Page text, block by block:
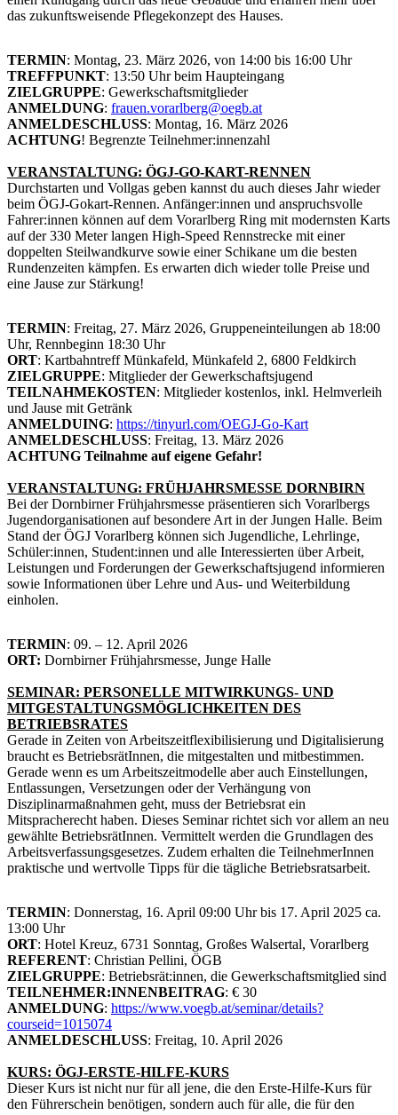
das zukunftsweisende Pflegekonzept des Hauses.
TERMIN: Montag, 23. März 2026, von 14:00 bis 16:00 Uhr
TREFFPUNKT: 13:50 Uhr beim Haupteingang
ZIELGRUPPE: Gewerkschaftsmitglieder
ANMELDUNG: frauen.vorarlberg@oegb.at
ANMELDESCHLUSS: Montag, 16. März 2026
ACHTUNG! Begrenzte Teilnehmer:innenzahl
VERANSTALTUNG: ÖGJ-GO-KART-RENNEN
Durchstarten und Vollgas geben kannst du auch dieses Jahr wieder
beim ÖGJ-Gokart-Rennen. Anfänger:innen und anspruchsvolle
Fahrer:innen können auf dem Vorarlberg Ring mit modernsten Karts
auf der 330 Meter langen High-Speed Rennstrecke mit einer
doppelten Steilwandkurve sowie einer Schikane um die besten
Rundenzeiten kämpfen. Es erwarten dich wieder tolle Preise und
eine Jause zur Stärkung!
TERMIN: Freitag, 27. März 2026, Gruppeneinteilungen ab 18:00
Uhr, Rennbeginn 18:30 Uhr
ORT: Kartbahntreff Münkafeld, Münkafeld 2, 6800 Feldkirch
ZIELGRUPPE: Mitglieder der Gewerkschaftsjugend
TEILNAHMEKOSTEN: Mitglieder kostenlos, inkl. Helmverleih
und Jause mit Getränk
ANMELDUING: https://tinyurl.com/OEGJ-Go-Kart
ANMELDESCHLUSS: Freitag, 13. März 2026
ACHTUNG Teilnahme auf eigene Gefahr!
VERANSTALTUNG: FRÜHJAHRSMESSE DORNBIRN
Bei der Dornbirner Frühjahrsmesse präsentieren sich Vorarlbergs
Jugendorganisationen auf besondere Art in der Jungen Halle. Beim
Stand der ÖGJ Vorarlberg können sich Jugendliche, Lehrlinge,
Schüler:innen, Student:innen und alle Interessierten über Arbeit,
Leistungen und Forderungen der Gewerkschaftsjugend informieren
sowie Informationen über Lehre und Aus- und Weiterbildung
einholen.
TERMIN: 09. – 12. April 2026
ORT: Dornbirner Frühjahrsmesse, Junge Halle
SEMINAR: PERSONELLE MITWIRKUNGS- UND
MITGESTALTUNGSMÖGLICHKEITEN DES
BETRIEBSRATES
Gerade in Zeiten von Arbeitszeitflexibilisierung und Digitalisierung
braucht es BetriebsrätInnen, die mitgestalten und mitbestimmen.
Gerade wenn es um Arbeitszeitmodelle aber auch Einstellungen,
Entlassungen, Versetzungen oder der Verhängung von
Disziplinarmaßnahmen geht, muss der Betriebsrat ein
Mitspracherecht haben. Dieses Seminar richtet sich vor allem an neu
gewählte BetriebsrätInnen. Vermittelt werden die Grundlagen des
Arbeitsverfassungsgesetzes. Zudem erhalten die TeilnehmerInnen
praktische und wertvolle Tipps für die tägliche Betriebsratsarbeit.
TERMIN: Donnerstag, 16. April 09:00 Uhr bis 17. April 2025 ca.
13:00 Uhr
ORT: Hotel Kreuz, 6731 Sonntag, Großes Walsertal, Vorarlberg
REFERENT: Christian Pellini, ÖGB
ZIELGRUPPE: Betriebsrät:innen, die Gewerkschaftsmitglied sind
TEILNEHMER:INNENBEITRAG: € 30
ANMELDUNG: https://www.voegb.at/seminar/details?
courseid=1015074
ANMELDESCHLUSS: Freitag, 10. April 2026
KURS: ÖGJ-ERSTE-HILFE-KURS
Dieser Kurs ist nicht nur für all jene, die den Erste-Hilfe-Kurs für
den Führerschein benötigen, sondern auch für alle, die für den